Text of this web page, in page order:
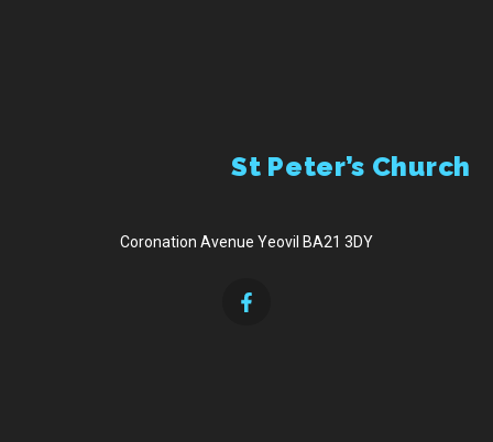
St Peter’s Church
Coronation Avenue Yeovil BA21 3DY